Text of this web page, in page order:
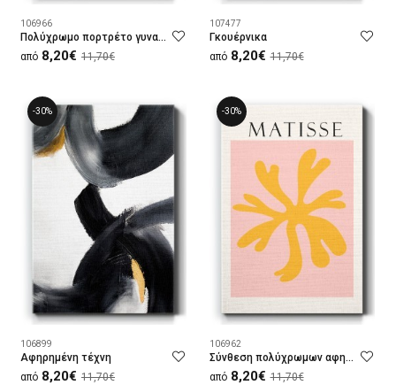
106966
Πολύχρωμο πορτρέτο γυναίκας
από 8,20€ 11,70€
107477
Γκουέρνικα
από 8,20€ 11,70€
-30%
106899
Αφηρημένη τέχνη
από 8,20€ 11,70€
-30%
106962
Σύνθεση πολύχρωμων αφηρημένων φυτών
από 8,20€ 11,70€